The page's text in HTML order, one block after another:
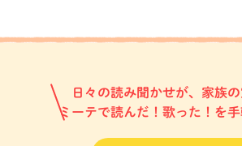
日々の読み聞かせが、家族
ミーテで読んだ！歌った！を